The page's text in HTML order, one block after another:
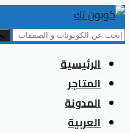
Skip
content
الرئيسية
المتاجر
المدونة
العربية